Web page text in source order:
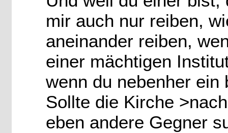
mir auch nur reiben,
aneinander reiben,
einer mächtigen
wenn du nebenher
Sollte die Kirche
eben andere Gegner